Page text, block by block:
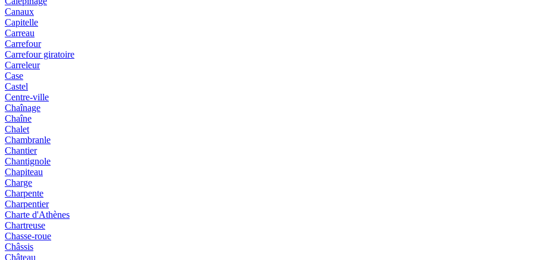
Canaux
Capitelle
Carreau
Carrefour
Carrefour giratoire
Carreleur
Case
Castel
Centre-ville
Chaînage
Chaîne
Chalet
Chambranle
Chantier
Chantignole
Chapiteau
Charge
Charpente
Charpentier
Charte d'Athènes
Chartreuse
Chasse-roue
Châssis
Château